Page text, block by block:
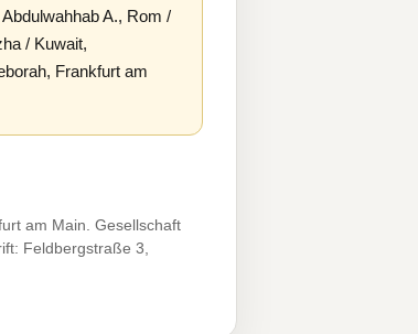
A., Rom /
/ Kuwait,
Frankfurt am
am Main. Gesellschaft
Feldbergstraße 3,